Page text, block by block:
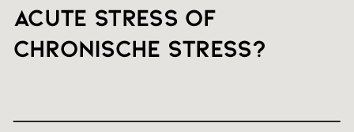
Acute stress of
chronische stress?